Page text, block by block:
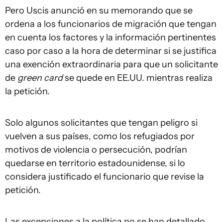
Pero Uscis anunció en su memorando que se
ordena a los funcionarios de migración que tengan
en cuenta los factores y la información pertinentes
caso por caso a la hora de determinar si se justifica
una exención extraordinaria para que un solicitante
de green cardse quede en EE.UU. mientras realiza
la petición.
Solo algunos solicitantes que tengan peligro si
vuelven a sus países, como los refugiados por
motivos de violencia o persecución, podrían
quedarse en territorio estadounidense, si lo
considera justificado el funcionario que revise la
petición.